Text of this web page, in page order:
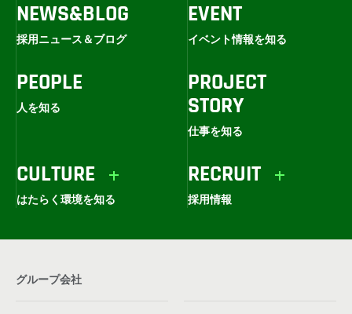
NEWS&BLOG
採用ニュース＆ブログ
EVENT
イベント情報を知る
PEOPLE
人を知る
PROJECT
STORY
仕事を知る
CULTURE
はたらく環境を知る
RECRUIT
採用情報
グループ会社